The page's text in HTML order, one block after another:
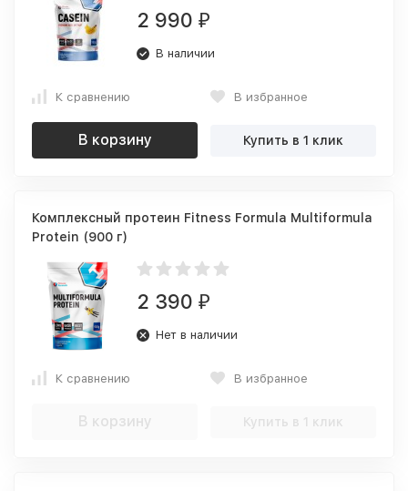
2 990 ₽
В наличии
К сравнению В избранное
В корзину Купить в 1 клик
Комплексный протеин Fitness Formula Multiformula
Protein (900 г)
2 390 ₽
Нет в наличии
К сравнению В избранное
В корзину Купить в 1 клик